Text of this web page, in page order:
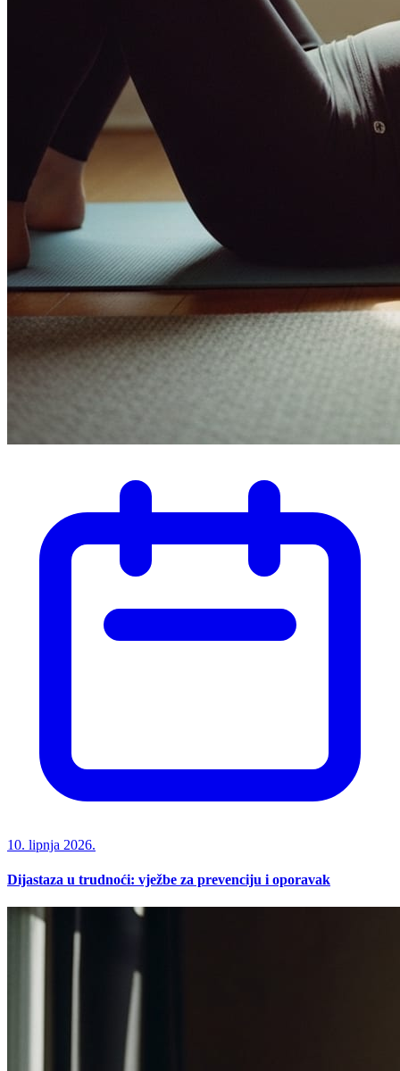
10. lipnja 2026.
Dijastaza u trudnoći: vježbe za prevenciju i oporavak